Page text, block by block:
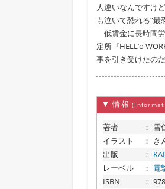
人違いなんですけ
も泣いて恐れる“
低賃金に長時間
定所『HELL’o
事を引き受けたの
▼ 情報
著者 ： 雪
イラスト
：
き
出版
：
レーベル
： 電
ISBN
：